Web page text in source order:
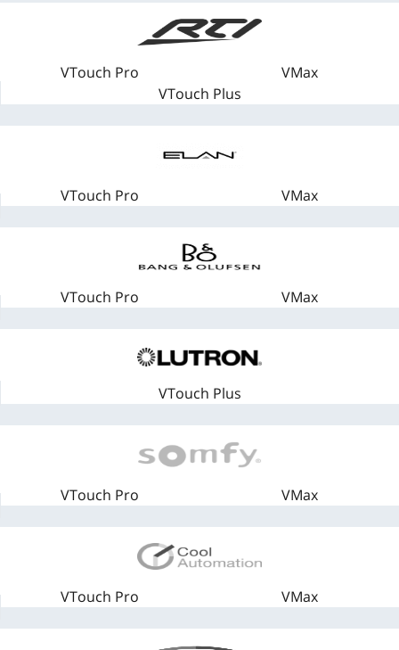
VTouch Pro
VMax
VTouch Plus
VTouch Pro VMax
VTouch Pro VMax
VTouch Plus
VTouch Pro VMax
VTouch Pro VMax